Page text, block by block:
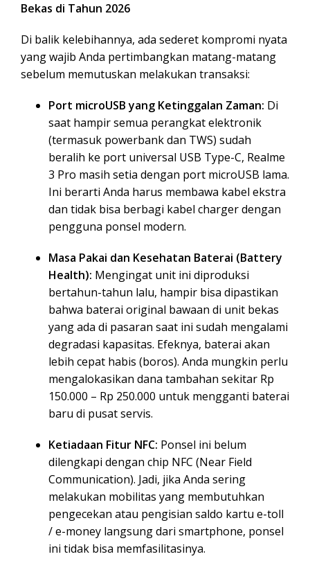
Bekas di Tahun 2026
Di balik kelebihannya, ada sederet kompromi nyata
yang wajib Anda pertimbangkan matang-matang
sebelum memutuskan melakukan transaksi:
Port microUSB yang Ketinggalan Zaman: Di
saat hampir semua perangkat elektronik
(termasuk powerbank dan TWS) sudah
beralih ke port universal USB Type-C, Realme
3 Pro masih setia dengan port microUSB lama.
Ini berarti Anda harus membawa kabel ekstra
dan tidak bisa berbagi kabel charger dengan
pengguna ponsel modern.
Masa Pakai dan Kesehatan Baterai (Battery
Health): Mengingat unit ini diproduksi
bertahun-tahun lalu, hampir bisa dipastikan
bahwa baterai original bawaan di unit bekas
yang ada di pasaran saat ini sudah mengalami
degradasi kapasitas. Efeknya, baterai akan
lebih cepat habis (boros). Anda mungkin perlu
mengalokasikan dana tambahan sekitar Rp
150.000 – Rp 250.000 untuk mengganti baterai
baru di pusat servis.
Ketiadaan Fitur NFC: Ponsel ini belum
dilengkapi dengan chip NFC (Near Field
Communication). Jadi, jika Anda sering
melakukan mobilitas yang membutuhkan
pengecekan atau pengisian saldo kartu e-toll
/ e-money langsung dari smartphone, ponsel
ini tidak bisa memfasilitasinya.